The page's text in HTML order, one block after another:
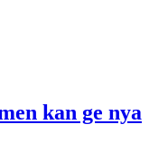
kan ge nya